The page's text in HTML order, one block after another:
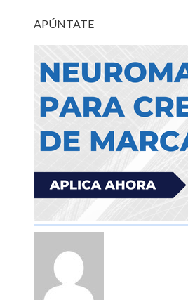
APÚNTATE